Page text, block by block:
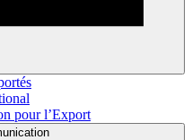
pour l’Export